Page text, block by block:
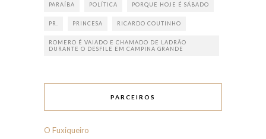
PARAÍBA POLÍTICA PORQUE HOJE É SÁBADO
PR. PRINCESA RICARDO COUTINHO
ROMERO É VAIADO E CHAMADO DE LADRÃO
DURANTE O DESFILE EM CAMPINA GRANDE
PARCEIROS
O Fuxiqueiro